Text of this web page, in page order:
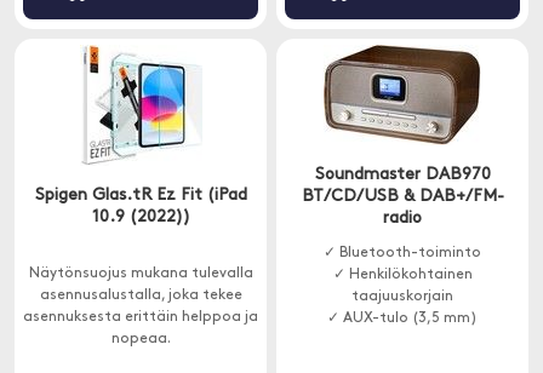
Spigen Glas.tR Ez Fit (iPad
10.9 (2022))
Näytönsuojus mukana tulevalla
asennusalustalla, joka tekee
asennuksesta erittäin helppoa ja
nopeaa.
Soundmaster DAB970
BT/CD/USB & DAB+/FM-
radio
✓ Bluetooth-toiminto
✓ Henkilökohtainen
taajuuskorjain
✓ AUX-tulo (3,5 mm)